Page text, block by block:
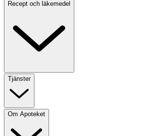
Recept och läkemedel
Tjänster
Om Apoteket